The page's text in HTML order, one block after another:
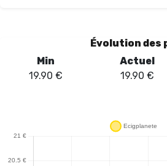
Évolution des
Min
19.90 €
Actuel
19.90 €